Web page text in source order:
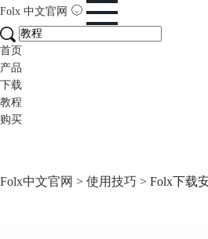
Folx 中文官网
首页
产品
下载
教程
购买
Folx中文官网 > 使用技巧 > Folx下载